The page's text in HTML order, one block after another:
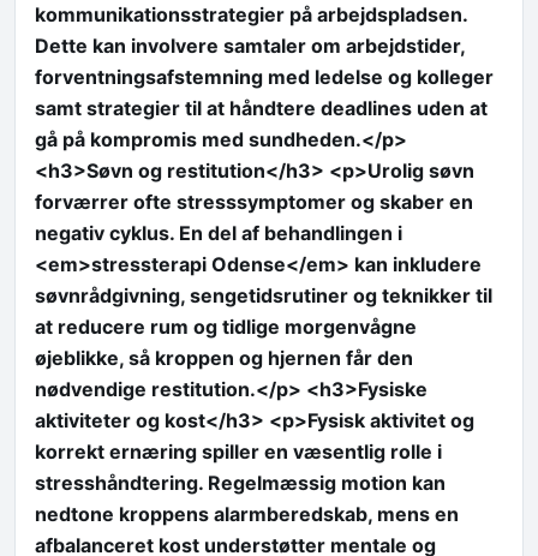
kommunikationsstrategier på arbejdspladsen.
Dette kan involvere samtaler om arbejdstider,
forventningsafstemning med ledelse og kolleger
samt strategier til at håndtere deadlines uden at
gå på kompromis med sundheden.</p>
<h3>Søvn og restitution</h3> <p>Urolig søvn
forværrer ofte stresssymptomer og skaber en
negativ cyklus. En del af behandlingen i
<em>stressterapi Odense</em> kan inkludere
søvnrådgivning, sengetidsrutiner og teknikker til
at reducere rum og tidlige morgenvågne
øjeblikke, så kroppen og hjernen får den
nødvendige restitution.</p> <h3>Fysiske
aktiviteter og kost</h3> <p>Fysisk aktivitet og
korrekt ernæring spiller en væsentlig rolle i
stresshåndtering. Regelmæssig motion kan
nedtone kroppens alarmberedskab, mens en
afbalanceret kost understøtter mentale og